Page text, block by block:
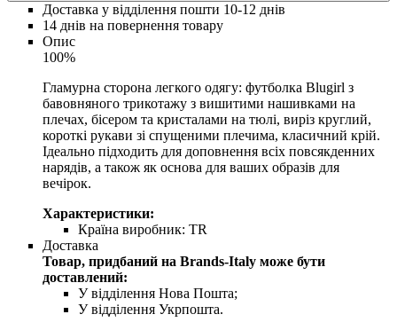
Доставка у відділення пошти 10-12 днів
14 днів на повернення товару
Опис
100%
Гламурна сторона легкого одягу: футболка Blugirl з
бавовняного трикотажу з вишитими нашивками на
плечах, бісером та кристалами на тюлі, виріз круглий,
короткі рукави зі спущеними плечима, класичний крій.
Ідеально підходить для доповнення всіх повсякденних
нарядів, а також як основа для ваших образів для
вечірок.
Характеристики:
Країна виробник: TR
Доставка
Товар, придбаний на Brands-Italy може бути
доставлений:
У відділення Нова Пошта;
У відділення Укрпошта.